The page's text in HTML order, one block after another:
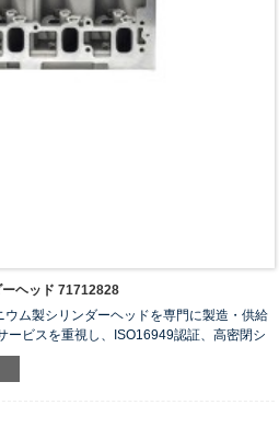
ヘッド 71712828
ム製シリンダーヘッドを専門に製造・供給
ービスを重視し、ISO16949認証、高密閉シ
ッドなど5つの実用新案特許を取得していま